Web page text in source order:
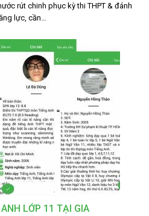
rút chinh phục kỳ thi THPT & đánh
lực, cần…
LỚP 11 TẠI GIA